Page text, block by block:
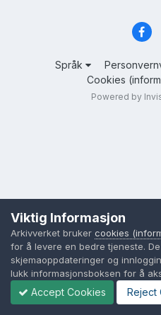
Språk
Cookies
Powered by
Viktig Informasjon
Arkivverket bruker cookies
for å levere en bedre tjeneste.
skjemaoppdateringer og
lukk informasjonsboksen for å
Accept Cookies Reject